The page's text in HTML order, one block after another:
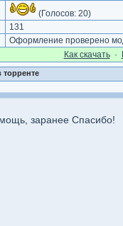
(Голосов: 20)
131
Оформление проверено
Как cкачать·
заранее Спасибо!